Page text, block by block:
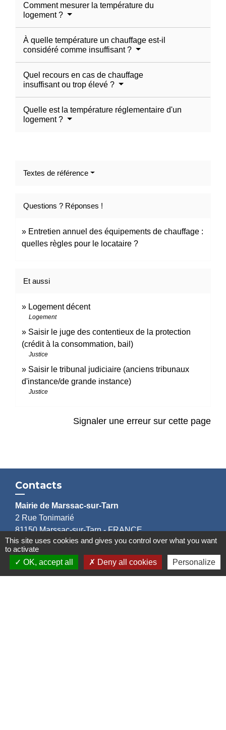
Comment mesurer la température du
logement ?
À quelle température un chauffage est-il
considéré comme insuffisant ?
Quel recours en cas de chauffage
insuffisant ou trop élevé ?
Quelle est la température réglementaire d'un
logement ?
Textes de référence
Questions ? Réponses !
Entretien annuel des équipements de chauffage :
quelles règles pour le locataire ?
Et aussi
Logement décent
Logement
Saisir le juge des contentieux de la protection
(crédit à la consommation, bail)
Justice
Saisir le tribunal judiciaire (anciens tribunaux
d'instance/de grande instance)
Justice
Signaler une erreur sur cette page
Contacts
Mairie de Marssac-sur-Tarn
2 Rue Tonimarié
81150 Marssac-sur-Tarn - FRANCE
+33 5 63 55 40 47
accueil@marssac-sur-tarn.fr
Lien vers les HORAIRES et CONTACTS
This site uses cookies and gives you control over what you want
to activate
OK, accept all
Deny all cookies Personalize